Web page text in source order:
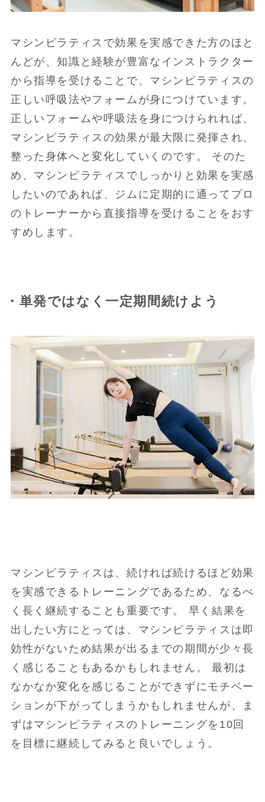
マシンピラティスで効果を実感できた方のほと
んどが、知識と経験が豊富なインストラクター
から指導を受けることで、マシンピラティスの
正しい呼吸法やフォームが身につけています。
正しいフォームや呼吸法を身につけられれば、
マシンピラティスの効果が最大限に発揮され、
整った身体へと変化していくのです。 そのた
め、マシンピラティスでしっかりと効果を実感
したいのであれば、ジムに定期的に通ってプロ
のトレーナーから直接指導を受けることをおす
すめします。
・単発ではなく一定期間続けよう
マシンピラティスは、続ければ続けるほど効果
を実感できるトレーニングであるため、なるべ
く長く継続することも重要です。 早く結果を
出したい方にとっては、マシンピラティスは即
効性がないため結果が出るまでの期間が少々長
く感じることもあるかもしれません。 最初は
なかなか変化を感じることができずにモチベー
ションが下がってしまうかもしれませんが、ま
ずはマシンピラティスのトレーニングを10回
を目標に継続してみると良いでしょう。